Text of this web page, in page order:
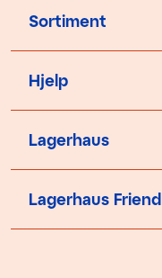
Sortiment
Hjelp
Lagerhaus
Lagerhaus Friend